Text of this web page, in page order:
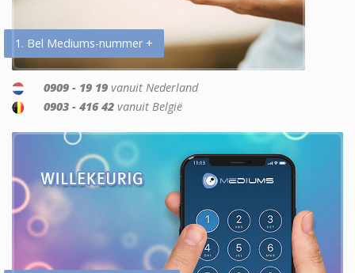
1. Bel Mediums-nummer +
0909 - 19 19 vanuit Nederland
0903 - 416 42 vanuit België